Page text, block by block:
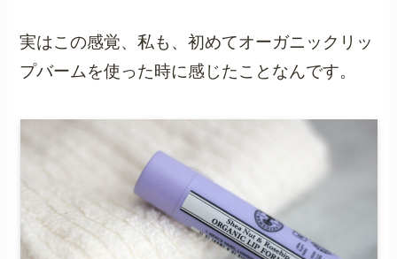
実はこの感覚、私も、初めてオーガニックリッ
プバームを使った時に感じたことなんです。